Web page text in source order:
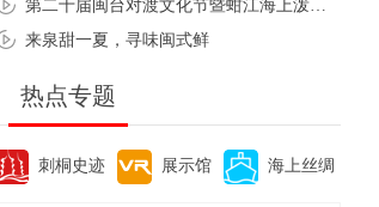
来泉甜一夏，寻味闽式鲜
热点专题
刺桐史迹 展示馆 海上丝绸